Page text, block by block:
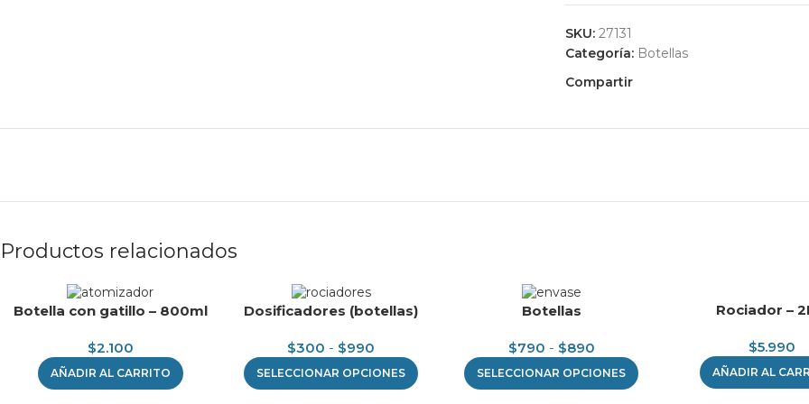
SKU: 27131
Categoría: Botellas
Compartir
Productos relacionados
Botella con gatillo – 800ml
$2.100
AÑADIR AL CARRITO
Dosificadores (botellas)
$300 - $990
SELECCIONAR OPCIONES
Botellas
$790 - $890
SELECCIONAR OPCIONES
Rociador –
$5.990
AÑADIR AL